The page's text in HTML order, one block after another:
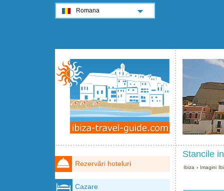
Stancile
Ibiza › Imagini
Rezervări hoteluri
Cazare
Romana